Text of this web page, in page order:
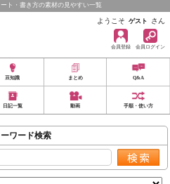
ト・書き方の素材の見やすい一覧
ようこそ ゲスト さん
会員登録 会員ログイン
豆知識 まとめ Q&A
日記一覧 動画 手順・使い方
ワード検索